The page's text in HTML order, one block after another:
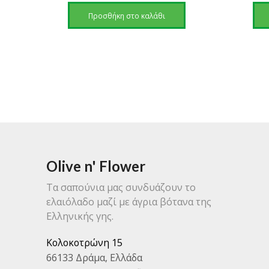
τιμή
Προσθήκη στο καλάθι
Olive n' Flower
Τα σαπούνια μας συνδυάζουν το
ελαιόλαδο μαζί με άγρια βότανα της
Ελληνικής γης.
Κολοκοτρώνη 15
66133 Δράμα, Ελλάδα